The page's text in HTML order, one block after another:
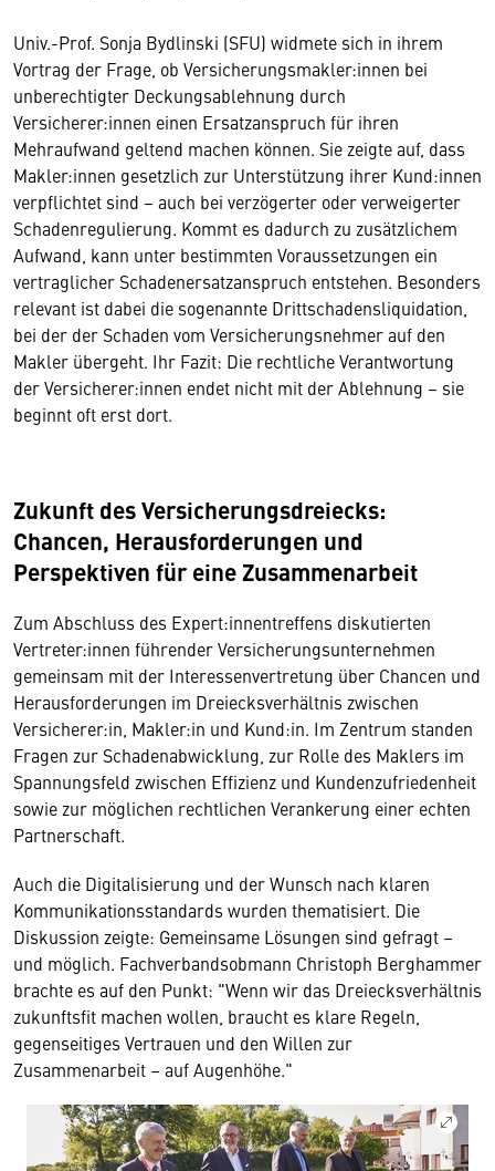
Univ.-Prof. Sonja Bydlinski (SFU) widmete sich in ihrem
Vortrag der Frage, ob Versicherungsmakler:innen bei
unberechtigter Deckungsablehnung durch
Versicherer:innen einen Ersatzanspruch für ihren
Mehraufwand geltend machen können. Sie zeigte auf, dass
Makler:innen gesetzlich zur Unterstützung ihrer Kund:innen
verpflichtet sind – auch bei verzögerter oder verweigerter
Schadenregulierung. Kommt es dadurch zu zusätzlichem
Aufwand, kann unter bestimmten Voraussetzungen ein
vertraglicher Schadenersatzanspruch entstehen. Besonders
relevant ist dabei die sogenannte Drittschadensliquidation,
bei der der Schaden vom Versicherungsnehmer auf den
Makler übergeht. Ihr Fazit: Die rechtliche Verantwortung
der Versicherer:innen endet nicht mit der Ablehnung – sie
beginnt oft erst dort.
Zukunft des Versicherungsdreiecks:
Chancen, Herausforderungen und
Perspektiven für eine Zusammenarbeit
Zum Abschluss des Expert:innentreffens diskutierten
Vertreter:innen führender Versicherungsunternehmen
gemeinsam mit der Interessenvertretung über Chancen und
Herausforderungen im Dreiecksverhältnis zwischen
Versicherer:in, Makler:in und Kund:in. Im Zentrum standen
Fragen zur Schadenabwicklung, zur Rolle des Maklers im
Spannungsfeld zwischen Effizienz und Kundenzufriedenheit
sowie zur möglichen rechtlichen Verankerung einer echten
Partnerschaft.
Auch die Digitalisierung und der Wunsch nach klaren
Kommunikationsstandards wurden thematisiert. Die
Diskussion zeigte: Gemeinsame Lösungen sind gefragt –
und möglich. Fachverbandsobmann Christoph Berghammer
brachte es auf den Punkt: "Wenn wir das Dreiecksverhältnis
zukunftsfit machen wollen, braucht es klare Regeln,
gegenseitiges Vertrauen und den Willen zur
Zusammenarbeit – auf Augenhöhe."